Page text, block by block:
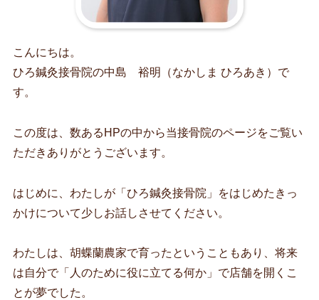
こんにちは。
ひろ鍼灸接骨院の中島 裕明（なかしま ひろあき）で
す。
この度は、数あるHPの中から当接骨院のページをご覧い
ただきありがとうございます。
はじめに、わたしが「ひろ鍼灸接骨院」をはじめたきっ
かけについて少しお話しさせてください。
わたしは、胡蝶蘭農家で育ったということもあり、将来
は自分で「人のために役に立てる何か」で店舗を開くこ
とが夢でした。